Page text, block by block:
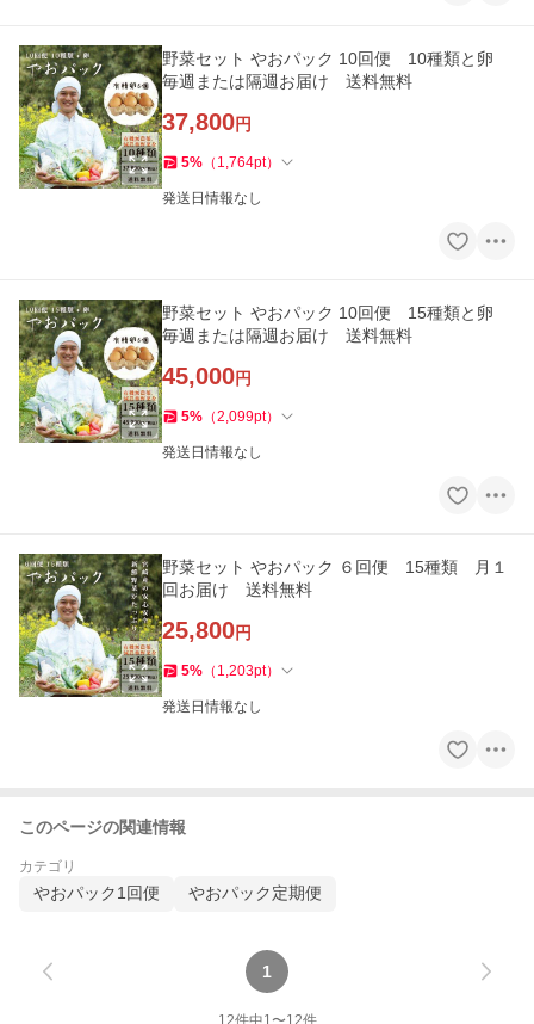
野菜セット やおパック 10回便 10種類と卵
毎週または隔週お届け 送料無料
37,800円
5% （ 1,764pt）
発送日情報なし
野菜セット やおパック 10回便 15種類と卵
毎週または隔週お届け 送料無料
45,000円
5% （2,099pt）
発送日情報なし
野菜セット やおパック ６回便 15種類 月１
回お届け 送料無料
25,800円
5% （ 1,203pt）
発送日情報なし
このページの関連情報
カテゴリ
やおパック1回便 やおパック定期便
1
12件中1 〜12件